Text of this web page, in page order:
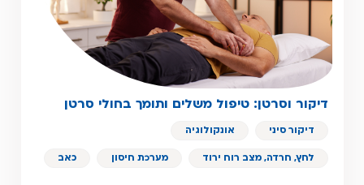
דיקור וסרטן: טיפול משלים ותומך בחולי סרטן
דיקור סיני אונקולוגיה
לחץ, חרדה, מצב רוח ירוד מערכת חיסון כאב